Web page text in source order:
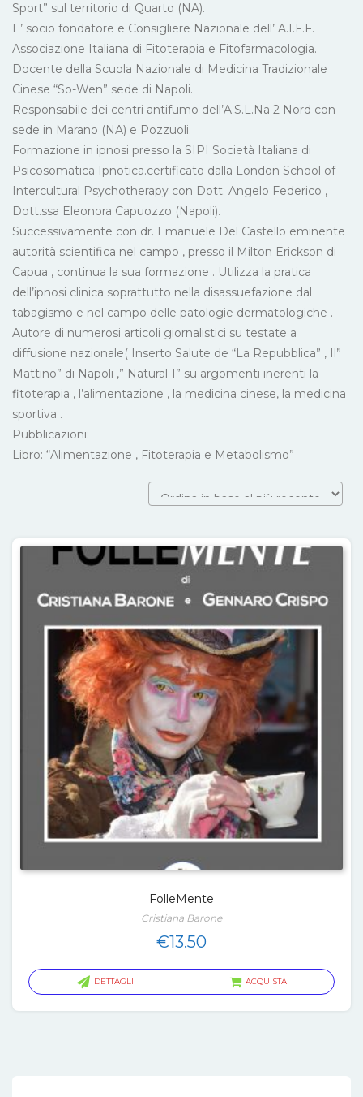
Sport” sul territorio di Quarto (NA).
E’ socio fondatore e Consigliere Nazionale dell’ A.I.F.F.
Associazione Italiana di Fitoterapia e Fitofarmacologia.
Docente della Scuola Nazionale di Medicina Tradizionale
Cinese “So-Wen” sede di Napoli.
Responsabile dei centri antifumo dell’A.S.L.Na 2 Nord con
sede in Marano (NA) e Pozzuoli.
Formazione in ipnosi presso la SIPI Società Italiana di
Psicosomatica Ipnotica.certificato dalla London School of
Intercultural Psychotherapy con Dott. Angelo Federico ,
Dott.ssa Eleonora Capuozzo (Napoli).
Successivamente con dr. Emanuele Del Castello eminente
autorità scientifica nel campo , presso il Milton Erickson di
Capua , continua la sua formazione . Utilizza la pratica
dell’ipnosi clinica soprattutto nella disassuefazione dal
tabagismo e nel campo delle patologie dermatologiche .
Autore di numerosi articoli giornalistici su testate a
diffusione nazionale( Inserto Salute de “La Repubblica” , Il”
Mattino” di Napoli ,” Natural 1” su argomenti inerenti la
fitoterapia , l’alimentazione , la medicina cinese, la medicina
sportiva .
Pubblicazioni:
Libro: “Alimentazione , Fitoterapia e Metabolismo”
FolleMente
Cristiana Barone
€13.50
DETTAGLI ACQUISTA